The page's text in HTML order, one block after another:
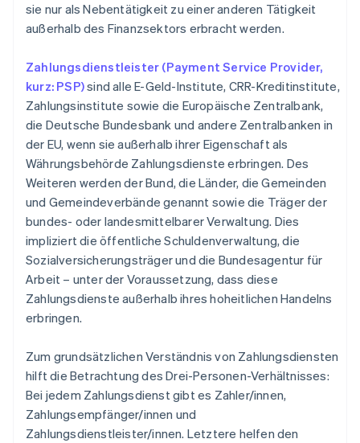
sie nur als Nebentätigkeit zu einer anderen Tätigkeit
außerhalb des Finanzsektors erbracht werden.
Zahlungsdienstleister (Payment Service Provider,
kurz: PSP)sind alle E-Geld-Institute, CRR-Kreditinstitute,
Zahlungsinstitute sowie die Europäische Zentralbank,
die Deutsche Bundesbank und andere Zentralbanken in
der EU, wenn sie außerhalb ihrer Eigenschaft als
Währungsbehörde Zahlungsdienste erbringen. Des
Weiteren werden der Bund, die Länder, die Gemeinden
und Gemeindeverbände genannt sowie die Träger der
bundes- oder landesmittelbarer Verwaltung. Dies
impliziert die öffentliche Schuldenverwaltung, die
Sozialversicherungsträger und die Bundesagentur für
Arbeit – unter der Voraussetzung, dass diese
Zahlungsdienste außerhalb ihres hoheitlichen Handelns
erbringen.
Zum grundsätzlichen Verständnis von Zahlungsdiensten
hilft die Betrachtung des Drei-Personen-Verhältnisses:
Bei jedem Zahlungsdienst gibt es Zahler/innen,
Zahlungsempfänger/innen und
Zahlungsdienstleister/innen. Letztere helfen den